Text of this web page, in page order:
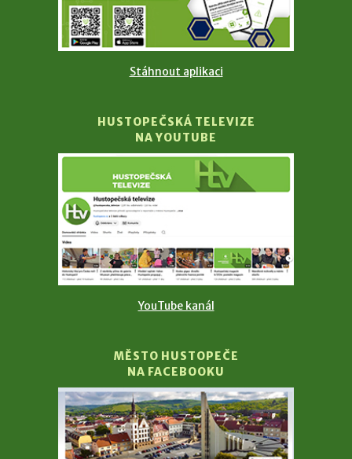
Stáhnout aplikaci
HUSTOPEČSKÁ TELEVIZE
NA YOUTUBE
YouTube kanál
MĚSTO HUSTOPEČE
NA FACEBOOKU